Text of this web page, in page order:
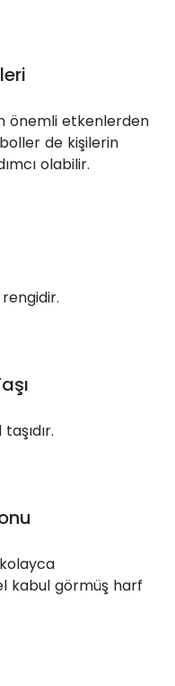
önemli etkenlerden
de kişilerin
olabilir.
taşıdır.
kabul görmüş harf